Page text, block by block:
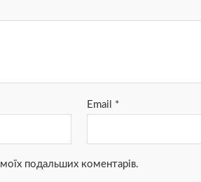
Email *
подальших коментарів.